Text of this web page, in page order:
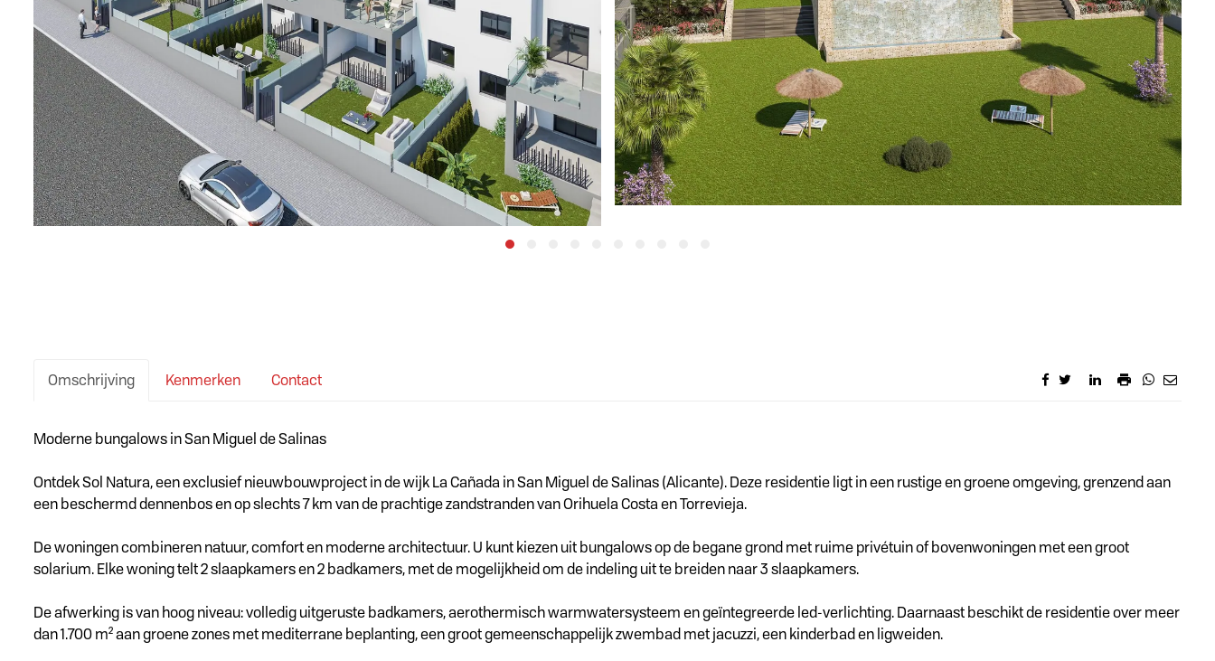
Omschrijving Kenmerken Contact
Omschrijving
Moderne bungalows in San Miguel de Salinas
Ontdek Sol Natura, een exclusief nieuwbouwproject in de wijk La Cañada in San Miguel de Salinas (Alicante). Deze residentie ligt in een rustige en groene omgeving, grenzend aan
een beschermd dennenbos en op slechts 7 km van de prachtige zandstranden van Orihuela Costa en Torrevieja.
De woningen combineren natuur, comfort en moderne architectuur. U kunt kiezen uit bungalows op de begane grond met ruime privétuin of bovenwoningen met een groot
solarium. Elke woning telt 2 slaapkamers en 2 badkamers, met de mogelijkheid om de indeling uit te breiden naar 3 slaapkamers.
De afwerking is van hoog niveau: volledig uitgeruste badkamers, aerothermisch warmwatersysteem en geïntegreerde led-verlichting. Daarnaast beschikt de residentie over meer
dan 1.700 m² aan groene zones met mediterrane beplanting, een groot gemeenschappelijk zwembad met jacuzzi, een kinderbad en ligweiden.